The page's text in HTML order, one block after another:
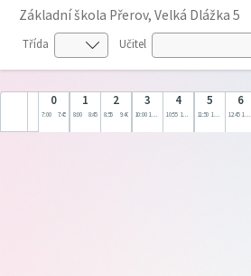
Základní škola Přerov, Velká Dlážka 5
Třída Učitel
0
7:00 7:45
1
8:00 8:45
2
8:55 9:40
3
10:00 10:45
4
10:55 11:40
5
11:50 12:35
6
12:45 13:30